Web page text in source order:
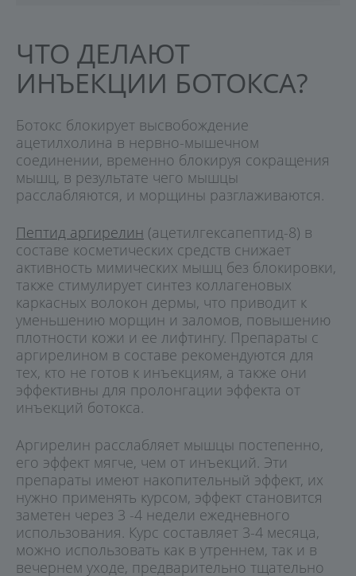
ЧТО ДЕЛАЮТ
ИНЪЕКЦИИ БОТОКСА?
Ботокс блокирует высвобождение
ацетилхолина в нервно-мышечном
соединении, временно блокируя сокращения
мышц, в результате чего мышцы
расслабляются, и морщины разглаживаются.
Пептид аргирелин (ацетилгексапептид-8) в
составе косметических средств снижает
активность мимических мышц без блокировки,
также стимулирует синтез коллагеновых
каркасных волокон дермы, что приводит к
уменьшению морщин и заломов, повышению
плотности кожи и ее лифтингу. Препараты с
аргирелином в составе рекомендуются для
тех, кто не готов к инъекциям, а также они
эффективны для пролонгации эффекта от
инъекций ботокса.
Аргирелин расслабляет мышцы постепенно,
его эффект мягче, чем от инъекций. Эти
препараты имеют накопительный эффект, их
нужно применять курсом, эффект становится
заметен через 3 -4 недели ежедневного
использования. Курс составляет 3-4 месяца,
можно использовать как в утреннем, так и в
вечернем уходе, предварительно тщательно